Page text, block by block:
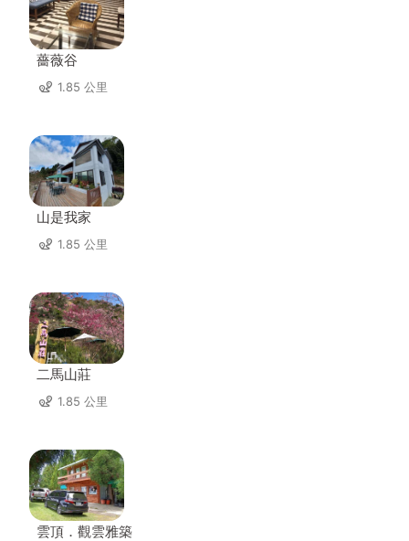
薔薇谷
1.85 公里
山是我家
1.85 公里
二馬山莊
1.85 公里
雲頂．觀雲雅築